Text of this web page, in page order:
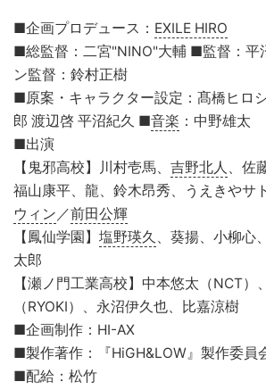
■企画プロデュース： EXILE HIRO
■総監督：二宮"NINO"大輔 ■監督：平
ン監督：鈴村正樹
■原案・キャラクター設定：髙橋ヒロ
郎 渡辺啓 平沼紀久 ■音楽 ：中野雄太
■出演
【鬼邪高校】川村壱馬、 吉野北人 、佐
福山康平、龍、鈴木昂秀、うえきやサ
ウィン ／前田公輝
【鳳仙学園】 塩野瑛久 、葵揚、小柳心
太郎
【瀬ノ門工業高校】中本悠太（NCT）
（RYOKI）、永沼伊久也、比嘉涼樹
■企画制作：HI-AX
■製作著作：『HiGH&LOW』製作委
■配給：松竹